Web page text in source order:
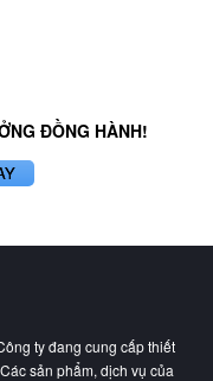
ĐỒNG HÀNH!
ty đang cung cấp thiết
sản phẩm, dịch vụ của